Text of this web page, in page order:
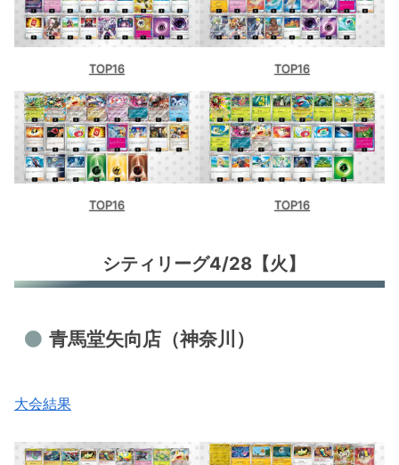
TOP16 TOP16
TOP16 TOP16
シティリーグ4/28【火】
青馬堂矢向店（神奈川）
大会結果